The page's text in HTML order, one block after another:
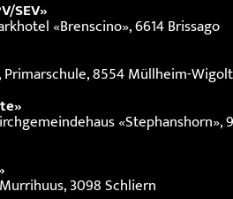
SEV»
«Brenscino», 6614 Brissago
Primarschule, 8554 Müllheim-
«Stephanshorn»,
3098 Schliern